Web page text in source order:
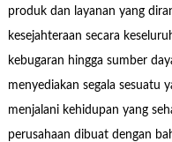
produk dan layanan yang
kesejahteraan secara
kebugaran hingga sumber
menyediakan segala sesuatu
menjalani kehidupan yang
perusahaan dibuat dengan